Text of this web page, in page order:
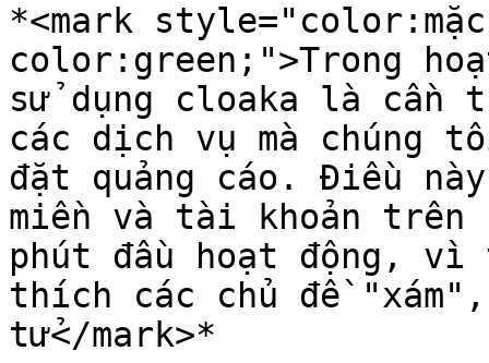
*<mark
color:green;">Trong
sử dụng cloaka là cần
các dịch vụ mà chúng
đặt quảng cáo. Điều
miền và tài khoản trên
phút đầu hoạt động, vì
thích các chủ đề
tử</mark>*